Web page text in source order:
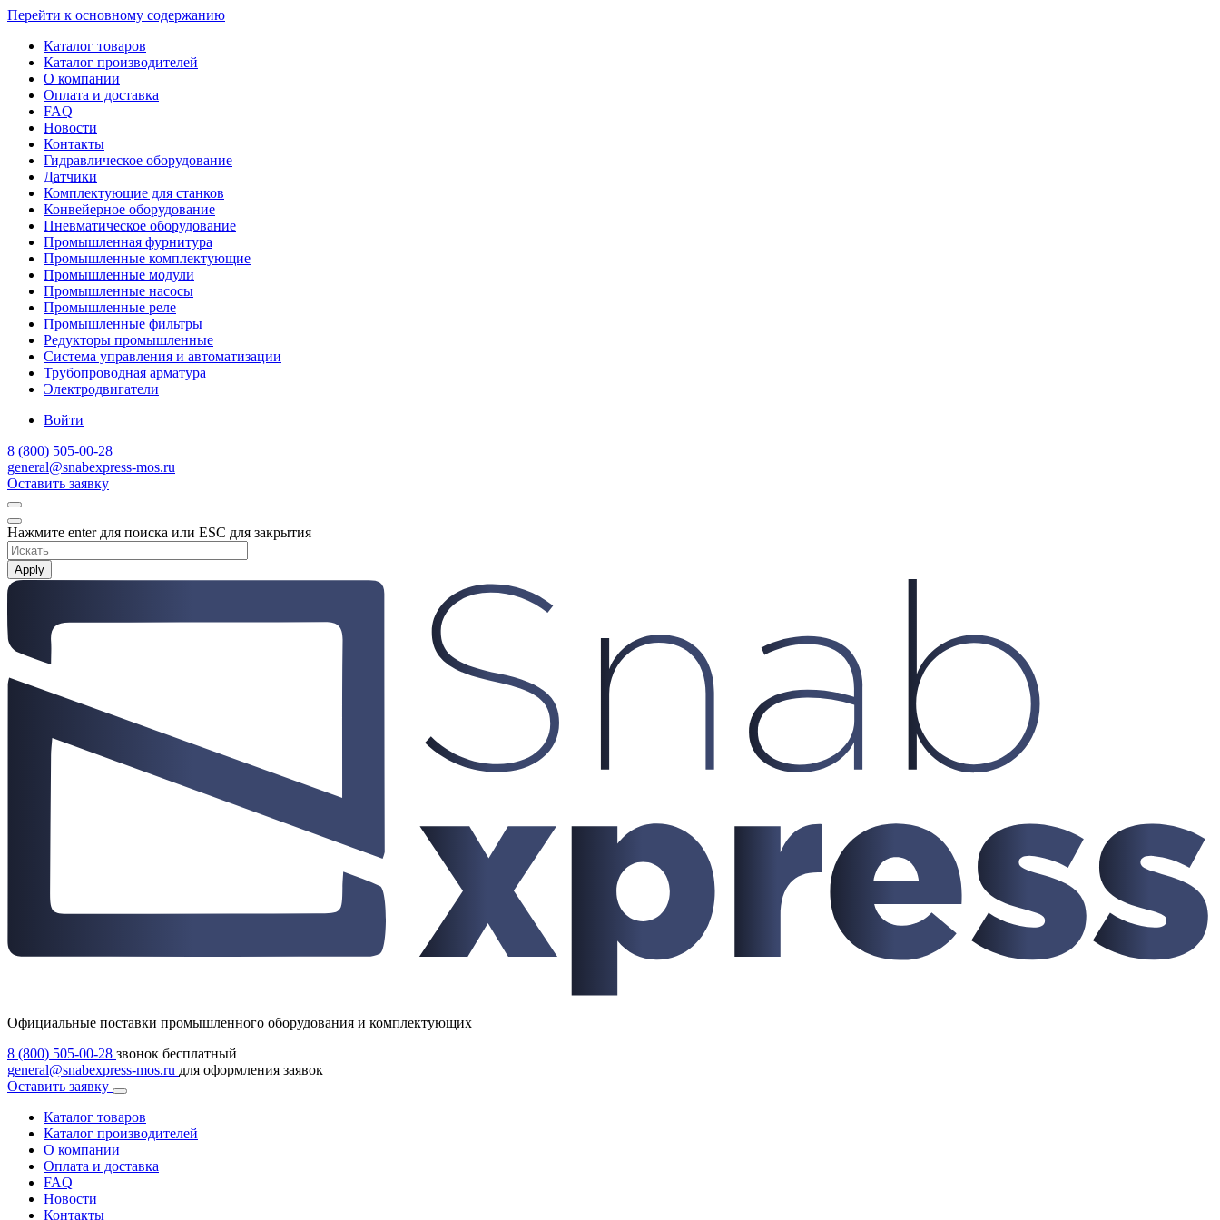
Перейти к основному содержанию
Каталог товаров
Каталог производителей
О компании
Оплата и доставка
FAQ
Новости
Контакты
Гидравлическое оборудование
Датчики
Комплектующие для станков
Конвейерное оборудование
Пневматическое оборудование
Промышленная фурнитура
Промышленные комплектующие
Промышленные модули
Промышленные насосы
Промышленные реле
Промышленные фильтры
Редукторы промышленные
Система управления и автоматизации
Трубопроводная арматура
Электродвигатели
Войти
8 (800) 505-00-28
general@snabexpress-mos.ru
Оставить заявку
Нажмите enter для поиска или ESC для закрытия
Apply
Официальные поставки промышленного оборудования и комплектующих
8 (800) 505-00-28 звонок бесплатный
general@snabexpress-mos.ru для оформления заявок
Оставить заявку
Каталог товаров
Каталог производителей
О компании
Оплата и доставка
FAQ
Новости
Контакты